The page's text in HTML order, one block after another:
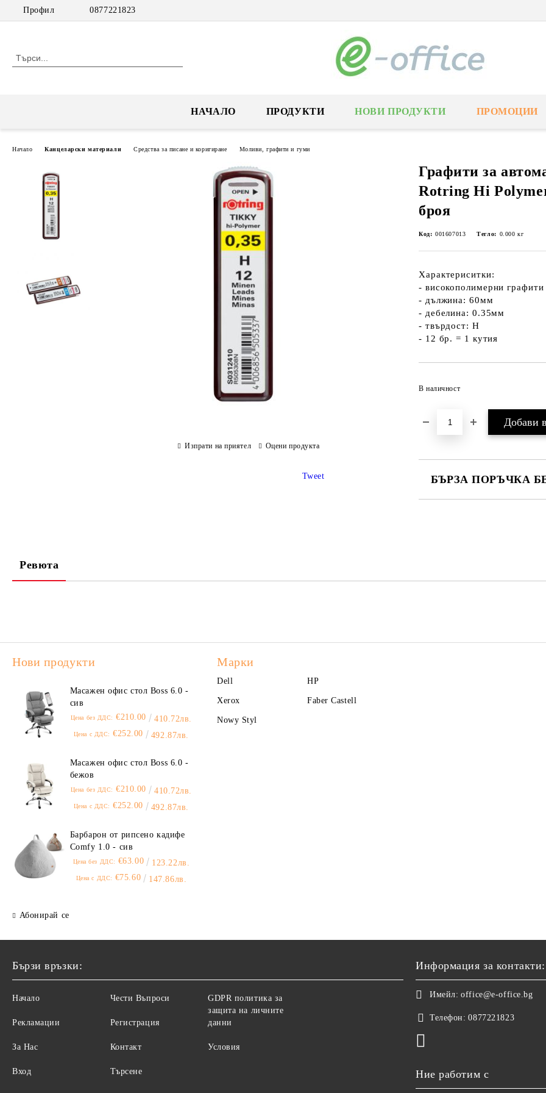
Профил 0877221823
НАЧАЛО ПРОДУКТИ НОВИ ПРОДУКТИ ПРОМОЦИИ
Начало Канцеларски материали Средства за писане и коригиране Моливи, графити и гуми
Графити за
Rotring Hi
броя
Код: 001607013 Тегло: 0.000 кг
Характериситки:
- високополимерни графити
- дължина: 60мм
- дебелина: 0.35мм
- твърдост: Н
- 12 бр. = 1 кутия
В наличност
БЪРЗА ПОРЪЧКА
Изпрати на приятел Оцени продукта
Tweet
Ревюта
Нови продукти
Масажен офис стол Boss 6.0 -
сив
Цена без ДДС: €210.00 410.72лв.
Цена с ДДС: €252.00 492.87лв.
Масажен офис стол Boss 6.0 -
бежов
Цена без ДДС: €210.00 410.72лв.
Цена с ДДС: €252.00 492.87лв.
Барбарон от рипсено кадифе
Comfy 1.0 - сив
Цена без ДДС: €63.00 123.22лв.
Цена с ДДС: €75.60 147.86лв.
Абонирай се
Марки
Dell HP
Xerox Faber Castell
Nowy Styl
Бързи връзки:
Начало
Рекламации
За Нас
Вход
Чести Въпроси
Регистрация
Контакт
Търсене
GDPR политика за
защита на личните
данни
Условия
Информация за контакти:
Имейл: office@e-office.bg
Телефон: 0877221823
Ние работим с